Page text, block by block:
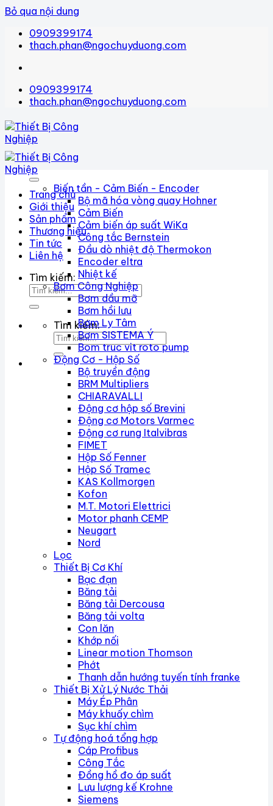
Bỏ qua nội dung
0909399174
thach.phan@ngochuyduong.com
0909399174
thach.phan@ngochuyduong.com
Trang chủ
Giới thiệu
Sản phẩm
Thương hiệu
Tin tức
Liên hệ
Tìm kiếm:
Tìm kiếm:
Biến tần - Cảm Biến - Encoder
Bộ mã hóa vòng quay Hohner
Cảm Biến
Cảm biến áp suất WiKa
Công tắc Bernstein
Đầu dò nhiệt độ Thermokon
Encoder eltra
Nhiệt kế
Bơm Công Nghiệp
Bơm dầu mỡ
Bơm hồi lưu
Bơm Ly Tâm
Bơm SISTEMA Ý
Bom truc vit roto pump
Động Cơ - Hộp Số
Bộ truyền động
BRM Multipliers
CHIARAVALLI
Động cơ hộp số Brevini
Động cơ Motors Varmec
Động cơ rung Italvibras
FIMET
Hộp Số Fenner
Hộp Số Tramec
KAS Kollmorgen
Kofon
M.T. Motori Elettrici
Motor phanh CEMP
Neugart
Nord
Lọc
Thiết Bị Cơ Khí
Bạc đạn
Băng tải
Băng tải Dercousa
Băng tải volta
Con lăn
Khớp nối
Linear motion Thomson
Phớt
Thanh dẫn hướng tuyến tính franke
Thiết Bị Xử Lý Nước Thải
Máy Ép Phân
Máy khuấy chìm
Sục khí chìm
Tự động hoá tổng hợp
Cáp Profibus
Công Tắc
Đồng hồ đo áp suất
Lưu lượng kế Krohne
Siemens